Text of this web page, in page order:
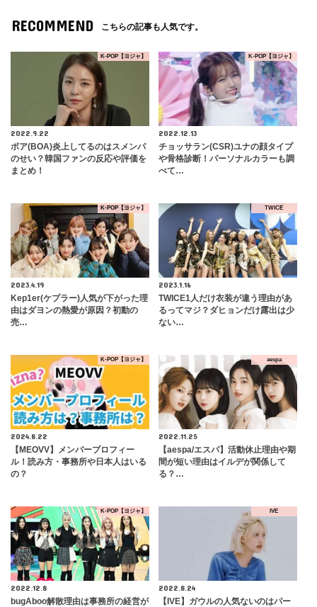
RECOMMEND こちらの記事も人気です。
K-POP【ヨジャ】
2022.9.22
ボア(BOA)炎上してるのはスメンパ
のせい？韓国ファンの反応や評価を
まとめ！
K-POP【ヨジャ】
2022.12.13
チョッサラン(CSR)ユナの顔タイプ
や骨格診断！パーソナルカラーも調
べて…
K-POP【ヨジャ】
2023.4.19
Kep1er(ケプラー)人気が下がった理
由はダヨンの熱愛が原因？初動の
売…
TWICE
2023.1.16
TWICE1人だけ衣装が違う理由があ
るってマジ？ダヒョンだけ露出は少
ない…
K-POP【ヨジャ】
2024.8.22
【MEOVV】メンバープロフィー
ル！読み方・事務所や日本人はいる
の？
aespa
2022.11.25
【aespa/エスパ】活動休止理由や期
間が短い理由はイルデが関係して
る？…
K-POP【ヨジャ】
2022.12.8
bugAboo解散理由は事務所の経営が
IVE
2022.8.24
【IVE】ガウルの人気ないのはパー